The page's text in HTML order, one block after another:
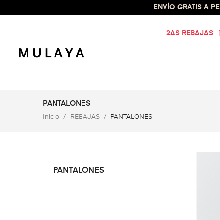
ENVÍO GRATIS A
2AS REBAJAS
PANTALONES
Inicio REBAJAS PANTALONES
PANTALONES